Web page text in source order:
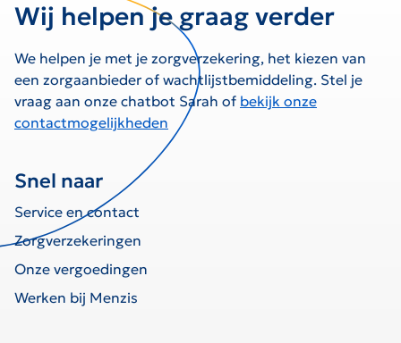
Wij helpen je graag verder
We helpen je met je zorgverzekering, het kiezen van
een zorgaanbieder of wachtlijstbemiddeling. Stel je
vraag aan onze chatbot Sarah of bekijk onze
contactmogelijkheden
Snel naar
Service en contact
Zorgverzekeringen
Onze vergoedingen
Werken bij Menzis